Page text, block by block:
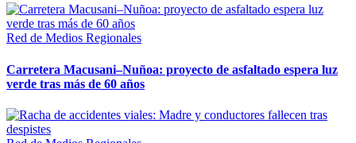
Red de Medios Regionales
Carretera Macusani–Nuñoa: proyecto de asfaltado espera luz
verde tras más de 60 años